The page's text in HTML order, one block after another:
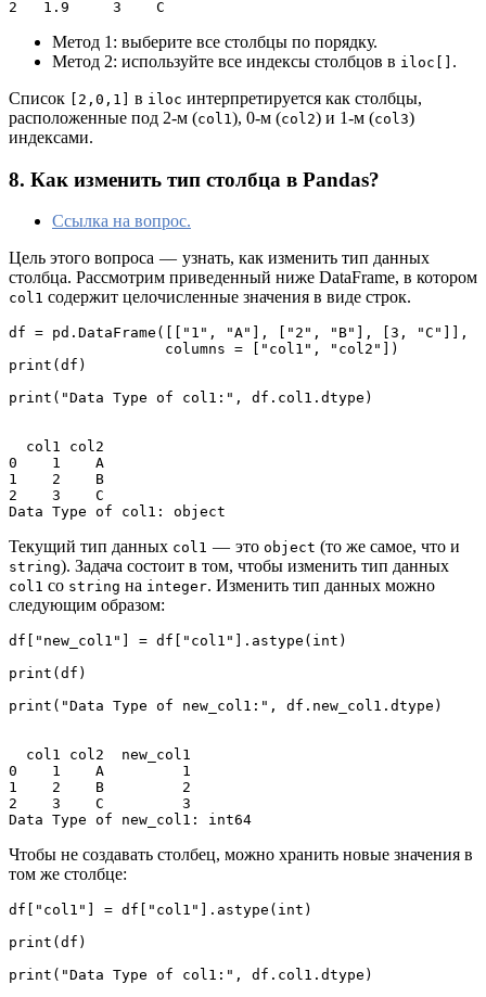
2   1.9     3    C
Метод 1: выберите все столбцы по порядку.
Метод 2: используйте все индексы столбцов в iloc[] .
Список
[2,0,1] в iloc интерпретируется как столбцы,
расположенные под 2-м (col1 ), 0-м (col2) и 1-м (col3)
индексами.
8. Как изменить тип столбца в Pandas?
Ссылка на вопрос.
Цель этого вопроса — узнать, как изменить тип данных
столбца. Рассмотрим приведенный ниже DataFrame, в котором
col1 содержит целочисленные значения в виде строк.
df = pd.DataFrame([["1", "A"], ["2", "B"], [3, "C"]],
print(df)
print("Data Type of col1:", df.col1.dtype)
0    1    A
1    2    B
2    3    C
Data Type of col1: object
Текущий тип данных col1 — это object (то же самое, что и
string). Задача состоит в том, чтобы изменить тип данных
col1 со string на integer. Изменить тип данных можно
следующим образом:
df["new_col1"] = df["col1"].astype(int)
print(df)
print("Data Type of new_col1:", df.new_col1.dtype)
0    1    A         1
1    2    B         2
2    3    C         3
Data Type of new_col1: int64
Чтобы не создавать столбец, можно хранить новые значения в
том же столбце:
df["col1"] = df["col1"].astype(int)
print(df)
print("Data Type of col1:", df.col1.dtype)